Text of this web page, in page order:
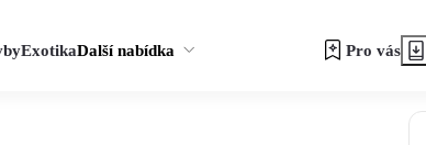
ExotikaDalší nabídka Pro vás